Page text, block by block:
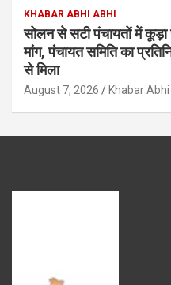
KHABAR ABHI ABHI
सोलन से सटी पंचायतों में कूड़ा
मांग, पंचायत समिति का
से मिला
August 7, 2026 Khabar